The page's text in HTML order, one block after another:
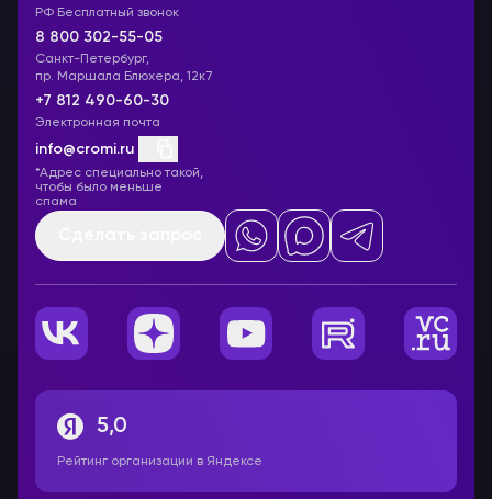
РФ Бесплатный звонок
8 800 302-55-05
Санкт-Петербург,
пр. Маршала Блюхера, 12к7
+7 812 490-60-30
Электронная почта
info@cromi.ru
*Адрес специально такой,
чтобы было меньше
спама
5,0
Рейтинг организации в Яндексе